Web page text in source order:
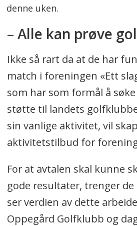
denne uken.
– Alle kan prøve
Ikke så rart da at de har
match i foreningen «Ett
som har som formål å
støtte til landets
sin vanlige aktivitet, vil
aktivitetstilbud for
For at avtalen skal kunne
gode resultater, trenger
ser verdien av dette
Oppegård Golfklubb og